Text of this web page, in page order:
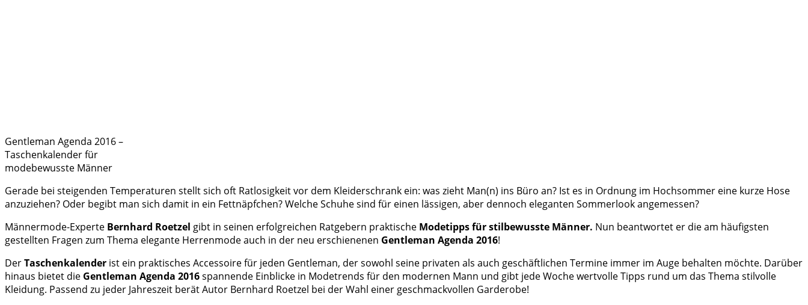
Gentleman Agenda 2016 –
Taschenkalender für
modebewusste Männer
Gerade bei steigenden Temperaturen stellt sich oft Ratlosigkeit vor dem Kleiderschrank ein: was zieht Man(n) ins Büro an? Ist es in Ordnung im Hochsommer eine kurze Hose
anzuziehen? Oder begibt man sich damit in ein Fettnäpfchen? Welche Schuhe sind für einen lässigen, aber dennoch eleganten Sommerlook angemessen?
Männermode-Experte Bernhard Roetzel gibt in seinen erfolgreichen Ratgebern praktische Modetipps für stilbewusste Männer. Nun beantwortet er die am häufigsten
gestellten Fragen zum Thema elegante Herrenmode auch in der neu erschienenen Gentleman Agenda 2016!
DerTaschenkalender ist ein praktisches Accessoire für jeden Gentleman, der sowohl seine privaten als auch geschäftlichen Termine immer im Auge behalten möchte. Darüber
hinaus bietet die Gentleman Agenda 2016spannende Einblicke in Modetrends für den modernen Mann und gibt jede Woche wertvolle Tipps rund um das Thema stilvolle
Kleidung. Passend zu jeder Jahreszeit berät Autor Bernhard Roetzel bei der Wahl einer geschmackvollen Garderobe!